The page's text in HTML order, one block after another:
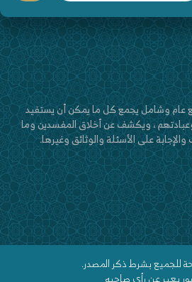
عام وشامل يجمع كل ما يمكن أن يستفيد
، ويكشف عن أخلاق المفسدين وما
على الأسئلة والوثائق وغيرها.
للجميع بشرط ذكر المصدر.
يعبر عن رأي صاحبه